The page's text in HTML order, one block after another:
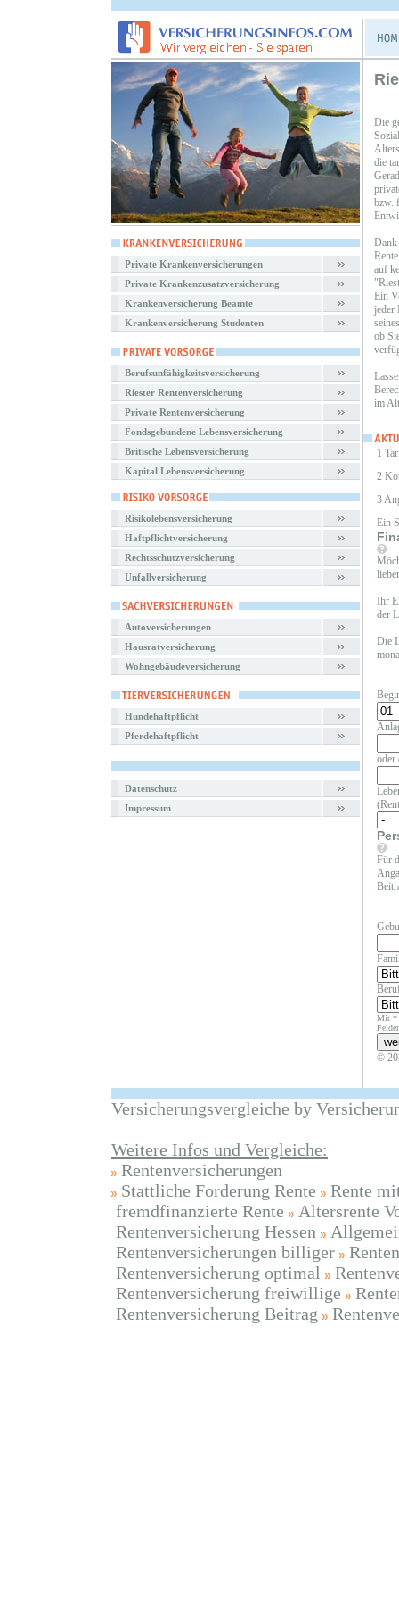
Private Krankenversicherungen
Private Krankenzusatzversicherung
Krankenversicherung Beamte
Krankenversicherung Studenten
Berufsunfähigkeitsversicherung
Riester Rentenversicherung
Private Rentenversicherung
Fondsgebundene Lebensversicherung
Britische Lebensversicherung
Kapital Lebensversicherung
Risikolebensversicherung
Haftpflichtversicherung
Rechtsschutzversicherung
Unfallversicherung
Autoversicherungen
Hausratversicherung
Wohngebäudeversicherung
Hundehaftpflicht
Pferdehaftpflicht
Datenschutz
Impressum
Die
die
bzw.
Dank
auf
Ein
jeder
ob
im
1
2
3
Ein
Ihr
der
Die
oder
Für
Mit *
©
Versicherungsvergleiche by
Weitere Infos und Vergleiche:
Rentenversicherungen
Stattliche Forderung Rente
Rente
fremdfinanzierte Rente
Altersrente
Rentenversicherung Hessen
Rentenversicherungen billiger
Rentenversicherung optimal
Rentenversicherung freiwillige
Rentenversicherung Beitrag